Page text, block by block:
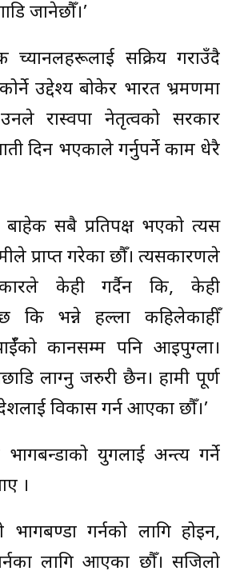
जानेछौँ।’
च्यानलहरूलाई सक्रिय गराउँदै
उद्देश्य बोकेर भारत भ्रमणमा
रास्वपा नेतृत्वको सरकार
दिन भएकाले गर्नुपर्ने काम धेरै
सबै प्रतिपक्ष भएको त्यस
प्राप्त गरेका छौँ। त्यसकारणले
केही गर्दैन कि, केही
कि भन्ने हल्ला कहिलेकाहीँ
कानसम्म पनि आइपुग्ला।
लाग्नु जरुरी छैन। हामी पूर्ण
विकास गर्न आएका छौँ।’
युगलाई अन्त्य गर्ने
।
गर्नको लागि होइन,
लागि आएका छौँ। सजिलो